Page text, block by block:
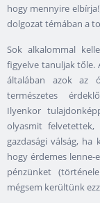
hogy mennyire
dolgozat témában a
Sok alkalommal
figyelve tanuljak tőle.
általában azok az
természetes
Ilyenkor
olyasmit
gazdasági válság,
hogy érdemes lenne-
pénzünket
mégsem kerültünk